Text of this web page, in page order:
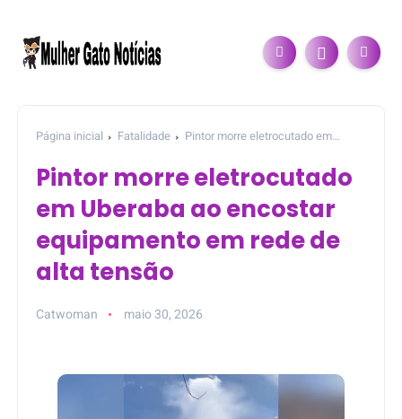
Página inicial Fatalidade
Pintor morre eletrocutado em
Pintor morre eletrocutado
em Uberaba ao encostar
equipamento em rede de
alta tensão
Catwoman maio 30, 2026